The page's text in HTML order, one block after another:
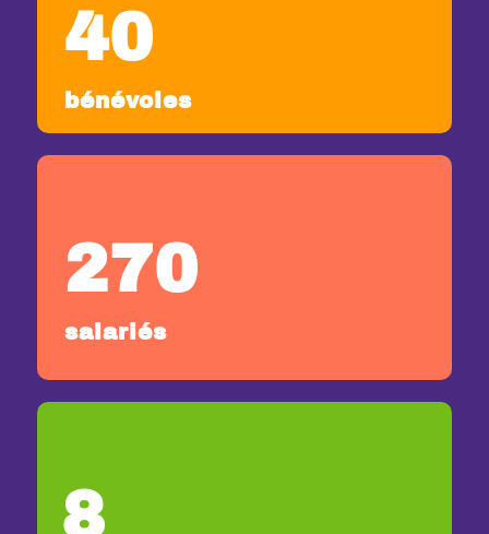
40
bénévoles
270
salariés
8